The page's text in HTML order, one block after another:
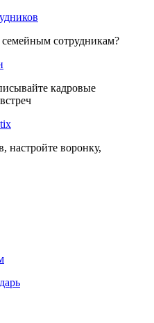
семейным сотрудникам?
кадровые
настройте воронку,